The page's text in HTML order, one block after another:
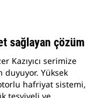
sağlayan çözüm
Kazıyıcı serimize
duyuyor. Yüksek
hafriyat sistemi,